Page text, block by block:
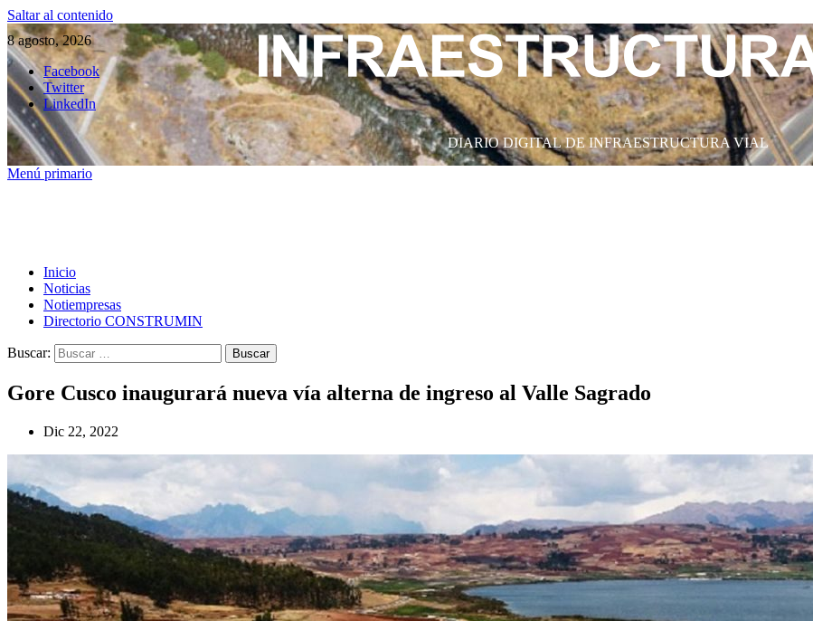
Saltar al contenido
8 agosto, 2026
Facebook
Twitter
LinkedIn
DIARIO DIGITAL DE INFRAESTRUCTURA VIAL
Menú primario
Inicio
Noticias
Notiempresas
Directorio CONSTRUMIN
Buscar:
Gore Cusco inaugurará nueva vía alterna de ingreso al Valle Sagrado
Dic 22, 2022